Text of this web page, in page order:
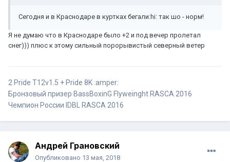
Сегодня и в Краснодаре в куртках бегали:hi: так шо - норм!
Я не думаю что в Краснодаре было +2 и под вечер пролетал
снег))) плюс к этому сильный порорывистый северный ветер
2 Pride T12v1.5 + Pride 8K :amper:
Бронзовый призер BassBoxinG Flyweinght RASCA 2016
Чемпион России IDBL RASCA 2016
Андрей Грановский
Опубликовано 13 мая, 2018